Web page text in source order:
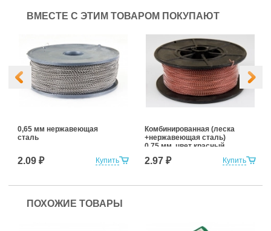
ВМЕСТЕ С ЭТИМ ТОВАРОМ ПОКУПАЮТ
Купить
0,65 мм нержавеющая
сталь
2.09 ₽ Купить
Комбинированная (леска
+нержавеющая сталь)
0,75 мм, цвет красный
2.97 ₽
ПОХОЖИЕ ТОВАРЫ